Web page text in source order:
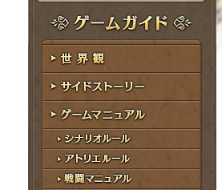
ド
レ
ス
ー
ド
ゲームガイド
世界観
サイドストーリー
ゲームマニュアル
シナリオルール
アトリエルール